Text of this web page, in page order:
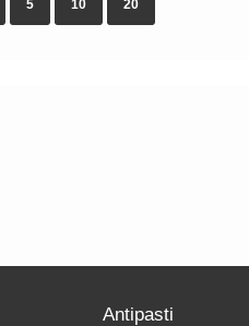
5 10 20
Antipasti